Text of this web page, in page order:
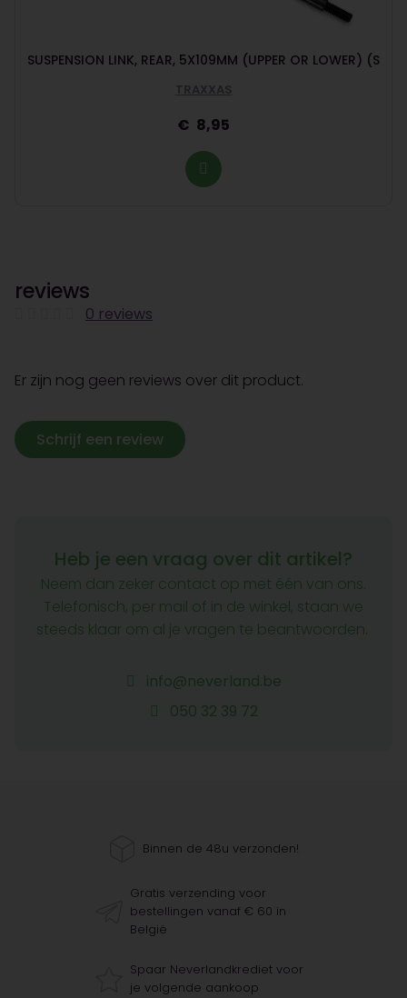
SUSPENSION LINK, REAR, 5X109MM (UPPER OR LOWER) (S
TRAXXAS
8,95
reviews
0 reviews
Er zijn nog geen reviews over dit product.
Schrijf een review
Heb je een vraag over dit artikel?
Neem dan zeker contact op met één van ons.
Telefonisch, per mail of in de winkel, staan we
steeds klaar om al je vragen te beantwoorden.
info@neverland.be
050 32 39 72
Binnen de 48u verzonden!
Gratis verzending voor
bestellingen vanaf € 60 in
België
Spaar Neverlandkrediet voor
je volgende aankoop